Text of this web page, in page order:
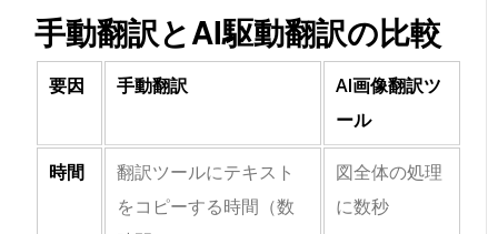
手動翻訳とAI駆動翻訳の比較
要因 手動翻訳
AI画像翻訳ツ
ール
時間
翻訳ツールにテキスト
をコピーする時間（数
図全体の処理
に数秒